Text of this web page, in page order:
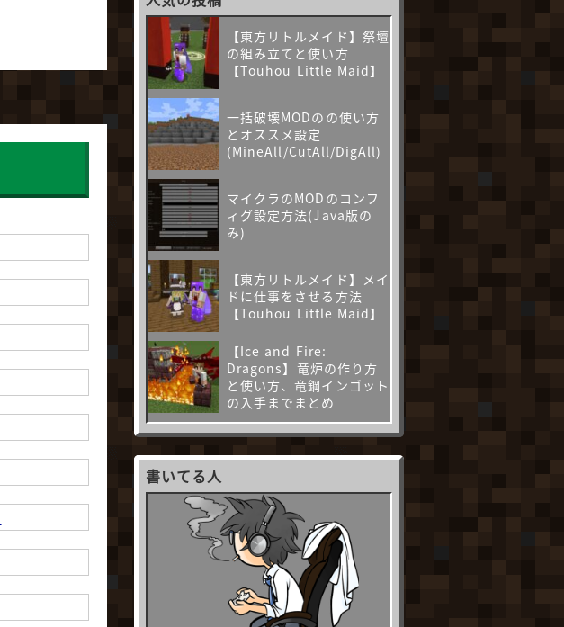
【東方リトルメイド】祭壇
の組み立てと使い方
【Touhou Little Maid】
一括破壊MODのの使い方
とオススメ設定
(MineAll/CutAll/DigAll)
マイクラのMODのコンフ
ィグ設定方法(Java版の
み)
【東方リトルメイド】メイ
ドに仕事をさせる方法
【Touhou Little Maid】
【Ice and Fire:
Dragons】竜炉の作り方
と使い方、竜鋼インゴット
の入手までまとめ
書いてる人